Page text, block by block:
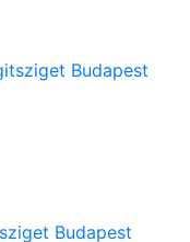
Budapest
Budapest